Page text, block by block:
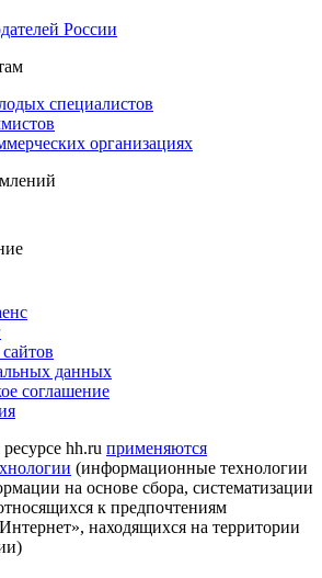
России
специалистов
организациях
данных
соглашение
hh.ru применяются
(информационные технологии
на основе сбора, систематизации
к предпочтениям
находящихся на территории